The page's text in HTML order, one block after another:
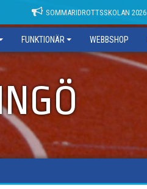
SOMMARIDROTTSSKOLAN 2026
FUNKTIONÄR WEBBSHOP